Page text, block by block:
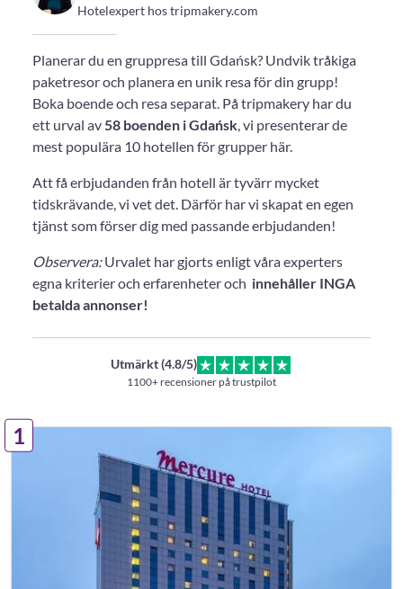
Hotelexpert hos tripmakery.com
Planerar du en gruppresa till Gdańsk? Undvik tråkiga
paketresor och planera en unik resa för din grupp!
Boka boende och resa separat. På tripmakery har du
ett urval av58 boenden i Gdańsk, vi presenterar de
mest populära 10 hotellen för grupper här.
Att få erbjudanden från hotell är tyvärr mycket
tidskrävande, vi vet det. Därför har vi skapat en egen
tjänst som förser dig med passande erbjudanden!
Observera:Urvalet har gjorts enligt våra experters
egna kriterier och erfarenheter och innehåller INGA
betalda annonser!
Utmärkt (4.8/5)
1100+ recensioner på trustpilot
1